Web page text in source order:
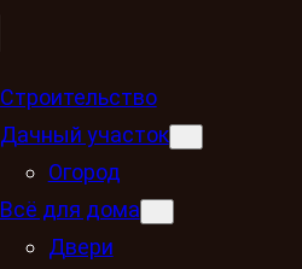
Строительство
Дачный участок
Огород
Всё для дома
Двери